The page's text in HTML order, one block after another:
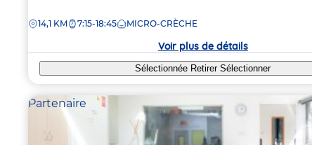
la
DISTANCE
14,1 KM 7:15-18:45 MICRO-CRÈCHE
Voir plus de détails
Sélectionnée RetirerSélectionner
Partenaire